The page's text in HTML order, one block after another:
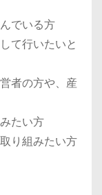
でいる方
て行いたいと
者の方や、産
たい方
り組みたい方